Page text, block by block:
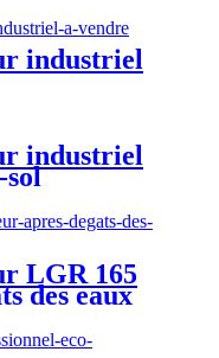
industriel
industriel
sol
LGR 165
des eaux